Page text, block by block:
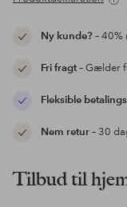
Ny kunde?– 40%
Fri fragt– Gælder
Fleksible
Nem retur– 30
Tilbud til